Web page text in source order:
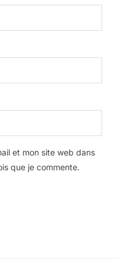
et mon site web dans
que je commente.